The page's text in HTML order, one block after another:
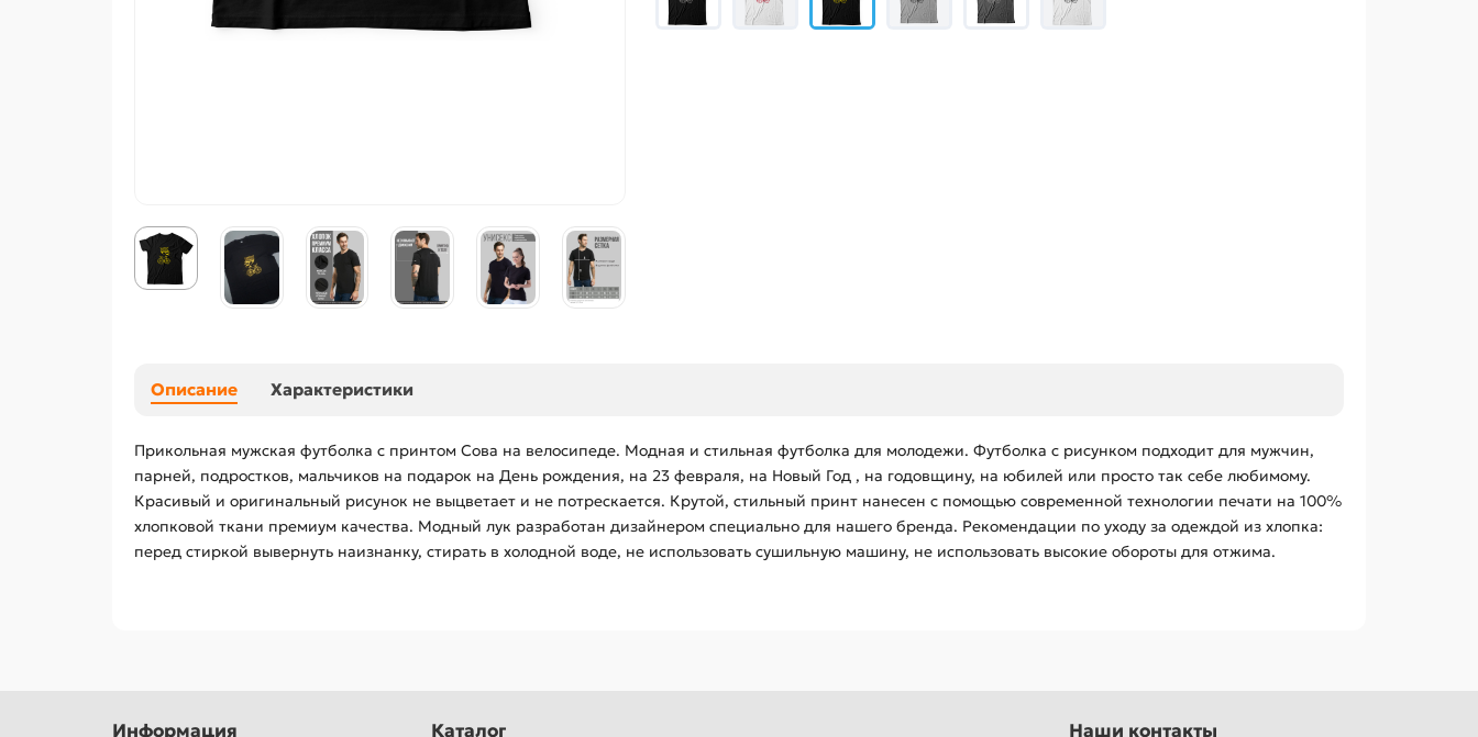
Описание Характеристики
Прикольная мужская футболка с принтом Сова на велосипеде. Модная и стильная футболка для молодежи. Футболка с рисунком подходит для мужчин,
парней, подростков, мальчиков на подарок на День рождения, на 23 февраля, на Новый Год , на годовщину, на юбилей или просто так себе любимому.
Красивый и оригинальный рисунок не выцветает и не потрескается. Крутой, стильный принт нанесен с помощью современной технологии печати на 100%
хлопковой ткани премиум качества. Модный лук разработан дизайнером специально для нашего бренда. Рекомендации по уходу за одеждой из хлопка:
перед стиркой вывернуть наизнанку, стирать в холодной воде, не использовать сушильную машину, не использовать высокие обороты для отжима.
Информация Каталог Наши контакты